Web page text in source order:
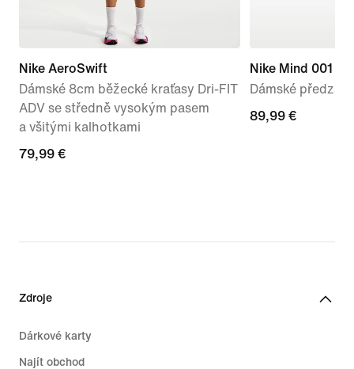
Nike AeroSwift
Dámské 8cm běžecké kraťasy Dri-FIT
ADV se středně vysokým pasem
a všitými kalhotkami
79,99 €
79,99 €
Nike Mind 001
Dámské
89,99 €
89,99 €
Zdroje
Dárkové karty
Najít obchod